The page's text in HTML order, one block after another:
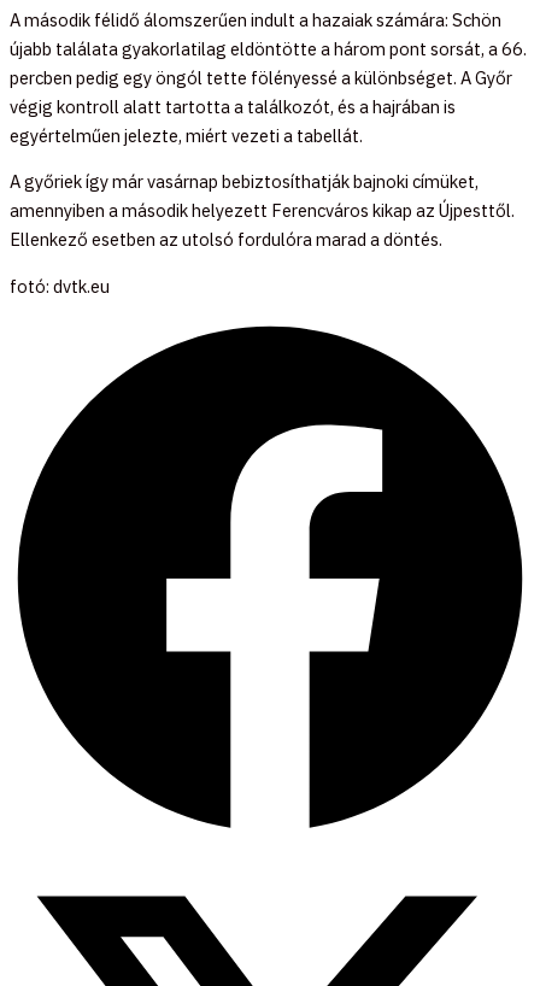
A második félidő álomszerűen indult a hazaiak számára: Schön
újabb találata gyakorlatilag eldöntötte a három pont sorsát, a 66.
percben pedig egy öngól tette fölényessé a különbséget. A Győr
végig kontroll alatt tartotta a találkozót, és a hajrában is
egyértelműen jelezte, miért vezeti a tabellát.
A győriek így már vasárnap bebiztosíthatják bajnoki címüket,
amennyiben a második helyezett Ferencváros kikap az Újpesttől.
Ellenkező esetben az utolsó fordulóra marad a döntés.
fotó: dvtk.eu